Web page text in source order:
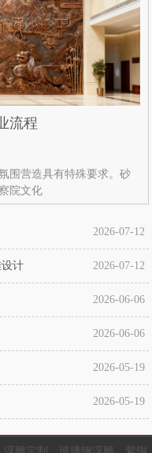
流程
围营造具有特殊要求。砂
院文化
2026-07-12
计 2026-07-12
2026-06-06
2026-06-06
2026-05-19
2026-05-19